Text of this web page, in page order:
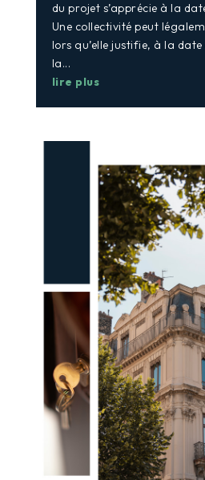
du projet s’apprécie à la
Une collectivité peut
lors qu’elle justifie, à la
la...
lire plus